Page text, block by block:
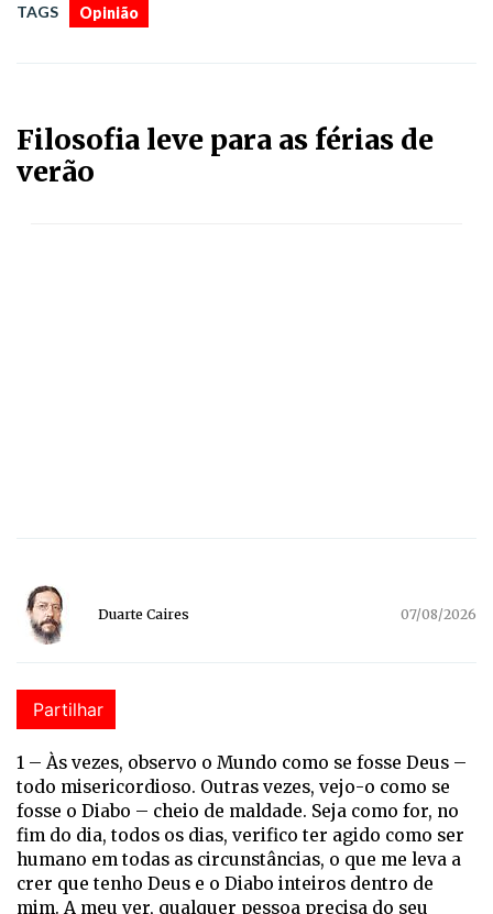
TAGS Opinião
Filosofia leve para as férias de
verão
Duarte Caires 07/08/2026
Partilhar
1 – Às vezes, observo o Mundo como se fosse Deus –
todo misericordioso. Outras vezes, vejo-o como se
fosse o Diabo – cheio de maldade. Seja como for, no
fim do dia, todos os dias, verifico ter agido como ser
humano em todas as circunstâncias, o que me leva a
crer que tenho Deus e o Diabo inteiros dentro de
mim. A meu ver, qualquer pessoa precisa do seu